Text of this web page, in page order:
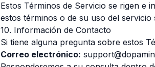
Estos Términos de Servicio se rigen e
estos términos o de su uso del
10. Información de Contacto
Si tiene alguna pregunta sobre estos
Correo electrónico: